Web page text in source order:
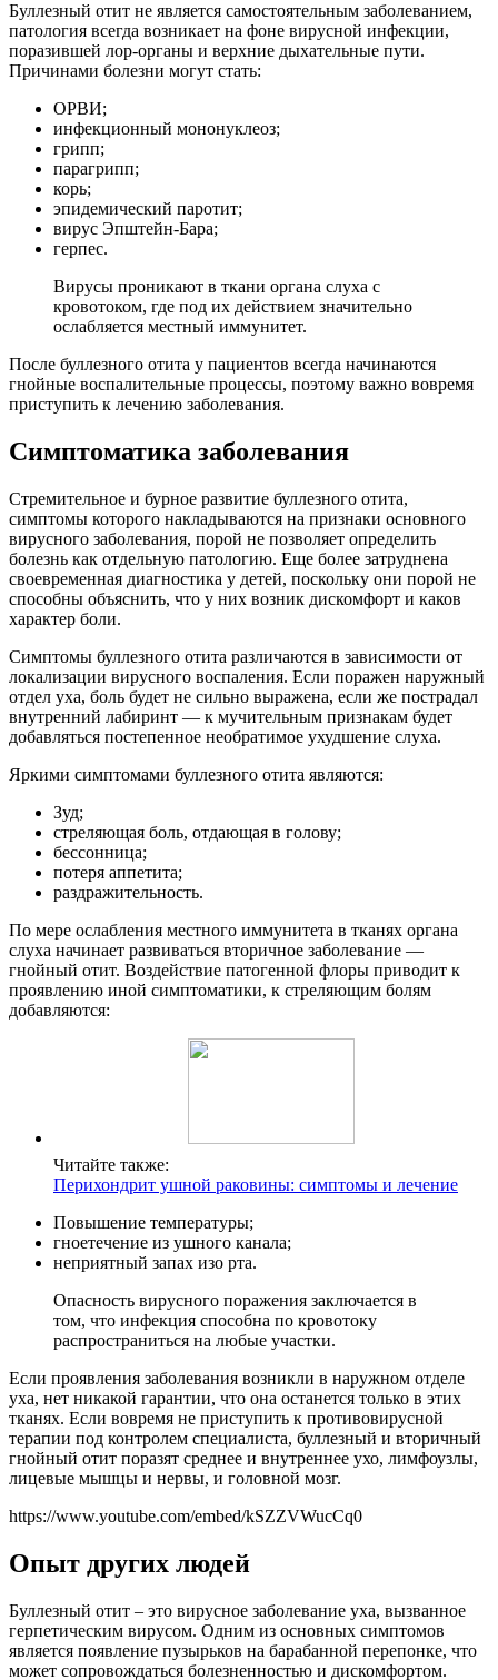
Буллезный отит не является самостоятельным заболеванием,
патология всегда возникает на фоне вирусной инфекции,
поразившей лор-органы и верхние дыхательные пути.
Причинами болезни могут стать:
ОРВИ;
инфекционный мононуклеоз;
грипп;
парагрипп;
корь;
эпидемический паротит;
вирус Эпштейн-Бара;
герпес.
Вирусы проникают в ткани органа слуха с
кровотоком, где под их действием значительно
ослабляется местный иммунитет.
После буллезного отита у пациентов всегда начинаются
гнойные воспалительные процессы, поэтому важно вовремя
приступить к лечению заболевания.
Симптоматика заболевания
Стремительное и бурное развитие буллезного отита,
симптомы которого накладываются на признаки основного
вирусного заболевания, порой не позволяет определить
болезнь как отдельную патологию. Еще более затруднена
своевременная диагностика у детей, поскольку они порой не
способны объяснить, что у них возник дискомфорт и каков
характер боли.
Симптомы буллезного отита различаются в зависимости от
локализации вирусного воспаления. Если поражен наружный
отдел уха, боль будет не сильно выражена, если же пострадал
внутренний лабиринт — к мучительным признакам будет
добавляться постепенное необратимое ухудшение слуха.
Яркими симптомами буллезного отита являются:
Зуд;
стреляющая боль, отдающая в голову;
бессонница;
потеря аппетита;
раздражительность.
По мере ослабления местного иммунитета в тканях органа
слуха начинает развиваться вторичное заболевание —
гнойный отит. Воздействие патогенной флоры приводит к
проявлению иной симптоматики, к стреляющим болям
добавляются:
Читайте также:
Перихондрит ушной раковины: симптомы и лечение
Повышение температуры;
гноетечение из ушного канала;
неприятный запах изо рта.
Опасность вирусного поражения заключается в
том, что инфекция способна по кровотоку
распространиться на любые участки.
Если проявления заболевания возникли в наружном отделе
уха, нет никакой гарантии, что она останется только в этих
тканях. Если вовремя не приступить к противовирусной
терапии под контролем специалиста, буллезный и вторичный
гнойный отит поразят среднее и внутреннее ухо, лимфоузлы,
лицевые мышцы и нервы, и головной мозг.
https://www.youtube.com/embed/kSZZVWucCq0
Опыт других людей
Буллезный отит – это вирусное заболевание уха, вызванное
герпетическим вирусом. Одним из основных симптомов
является появление пузырьков на барабанной перепонке, что
может сопровождаться болезненностью и дискомфортом.